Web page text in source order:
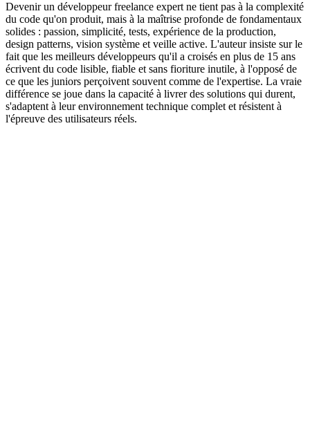
Devenir un développeur freelance expert ne tient pas à la complexité
du code qu'on produit, mais à la maîtrise profonde de fondamentaux
solides : passion, simplicité, tests, expérience de la production,
design patterns, vision système et veille active. L'auteur insiste sur le
fait que les meilleurs développeurs qu'il a croisés en plus de 15 ans
écrivent du code lisible, fiable et sans fioriture inutile, à l'opposé de
ce que les juniors perçoivent souvent comme de l'expertise. La vraie
différence se joue dans la capacité à livrer des solutions qui durent,
s'adaptent à leur environnement technique complet et résistent à
l'épreuve des utilisateurs réels.